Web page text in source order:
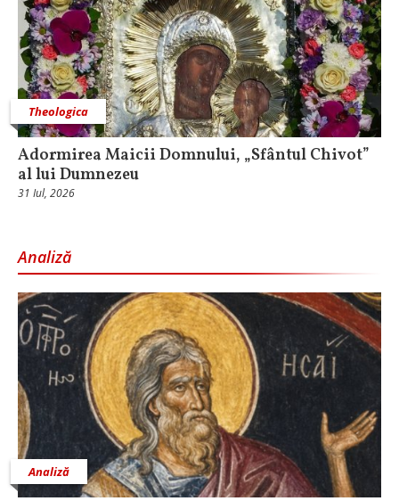
Theologica
Adormirea Maicii Domnului, „Sfântul Chivot”
al lui Dumnezeu
31 Iul, 2026
Analiză
Analiză